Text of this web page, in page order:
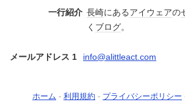
一行紹介 長崎にあるアイウェアの
く ブログ。
メールアドレス 1 info@alittleact.com
ホーム - 利用規約 - プライバシーポリシー